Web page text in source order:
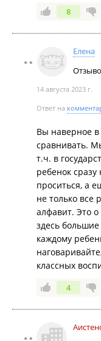
после всего
По
репутацию
удалите ваш
8
Елена
14 августа 2023 г.
Ответ на
Вы наверное в
сравнивать.
т.ч. в
ребенок сразу
проситься, а
не только все
алфавит. Это о
здесь
каждому
классных
4